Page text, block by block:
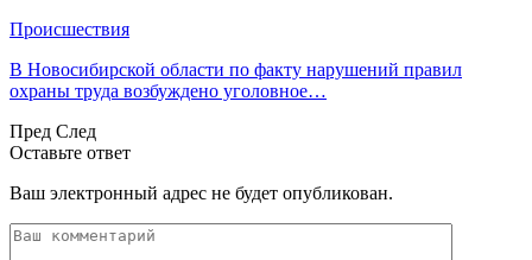
Происшествия
В Новосибирской области по факту нарушений правил
охраны труда возбуждено уголовное…
Пред След
Оставьте ответ
Ваш электронный адрес не будет опубликован.